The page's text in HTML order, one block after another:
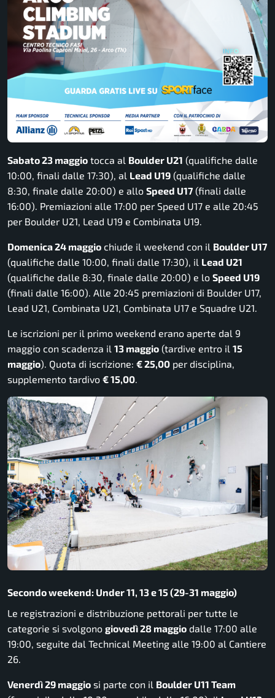
Sabato 23 maggio tocca al Boulder U21 (qualifiche dalle
10:00, finali dalle 17:30), al Lead U19 (qualifiche dalle
8:30, finale dalle 20:00) e allo Speed U17 (finali dalle
16:00). Premiazioni alle 17:00 per Speed U17 e alle 20:45
per Boulder U21, Lead U19 e Combinata U19.
Domenica 24 maggio chiude il weekend con il Boulder U17
(qualifiche dalle 10:00, finali dalle 17:30), il Lead U21
(qualifiche dalle 8:30, finale dalle 20:00) e lo Speed U19
(finali dalle 16:00). Alle 20:45 premiazioni di Boulder U17,
Lead U21, Combinata U21, Combinata U17 e Squadre U21.
Le iscrizioni per il primo weekend erano aperte dal 9
maggio con scadenza il 13 maggio (tardive entro il 15
maggio). Quota di iscrizione: € 25,00 per disciplina,
supplemento tardivo € 15,00.
Secondo weekend: Under 11, 13 e 15 (29-31 maggio)
Le registrazioni e distribuzione pettorali per tutte le
categorie si svolgono giovedì 28 maggio dalle 17:00 alle
19:00, seguite dal Technical Meeting alle 19:00 al Cantiere
26.
Venerdì 29 maggio si parte con il Boulder U11 Team